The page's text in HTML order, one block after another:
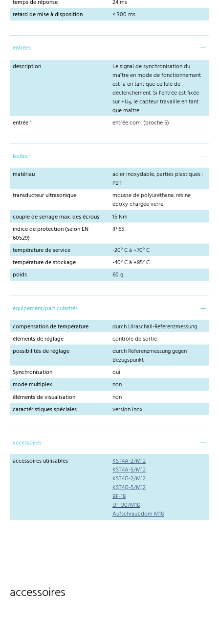
temps de réponse
24 ms
retard de mise à disposition
< 300 ms
entrées
description
Le signal de synchronisation du
maître en mode de fonctionnement
est là en tant que cellule de
déclenchement. Si l'entrée est fixée
sur +UB, le capteur travaille en tant
que maître.
entrée 1
entrée com. (broche 5)
boîtier
matériau
acier inoxydable, parties plastiques :
PBT
transducteur ultrasonique
mousse de polyuréthane, résine
époxy chargée verre
couple de serrage max. des écrous
15 Nm
indice de protection (selon EN
60529)
IP 65
température de service
-20° C à +70° C
température de stockage
-40° C à +85° C
poids
60 g
équipement/particularités
compensation de température
durch Ulraschall-Referenzmessung
éléments de réglage
contrôle de sortie
possibilités de réglage
durch Referenzmessung gegen
Bezugspunkt
Synchronisation
oui
mode multiplex
non
éléments de visualisation
non
caractéristiques spéciales
version inox
accessoires
accessoires utilisables
KST4A-2/M12
KST4A-5/M12
KST4G-2/M12
KST4G-5/M12
BF-18
UF-90/M18
Aufschraubdom M18
accessoires